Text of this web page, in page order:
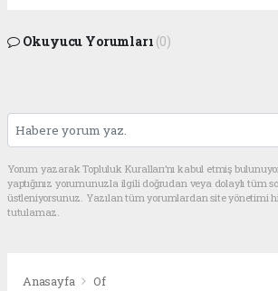
Okuyucu Yorumları (0)
Yorum yazarak Topluluk Kuralları’nı kabul etmiş
yaptığınız yorumunuzla ilgili doğrudan veya dolaylı tüm
üstleniyorsunuz. Yazılan tüm yorumlardan site yönetimi
tutulamaz.
Anasayfa Of